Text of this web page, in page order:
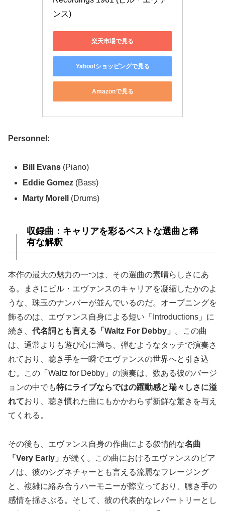
ンス)
楽天市場で見る
Yahoo!ショッピングで見る
Amazonで見る
Personnel:
Bill Evans (Piano)
Eddie Gomez (Bass)
Marty Morell
(Drums)
収録曲：キャリアを彩るベストな選曲と稀
有な解釈
本作の最大の魅力の一つは、その選曲の素晴らしさにあ
る。まさにビル・エヴァンスのキャリアを凝縮したかのよ
うな、珠玉のナンバーが並んでいるのだ。オープニングを
飾るのは、エヴァンス自身による短い「Introductions」に
続き、 代名詞とも言える「Waltz For Debby」
。この曲
は、通常よりも遊び心に満ち、弾むようなタッチで演奏さ
れており、聴き手を一瞬でエヴァンスの世界へと引き込
む。この「Waltz for Debby」の演奏は、数ある彼のバージ
ョンの中でも特にライブならではの躍動感と瑞々しさに溢
れており、聴き慣れた曲にもかかわらず新鮮な驚きを与え
てくれる。
その後も、エヴァンス自身の作曲による叙情的な名曲
「Very Early」 が続く。この曲におけるエヴァンスのピア
ノは、彼のシグネチャーとも言える流麗なフレージング
と、複雑に絡み合うハーモニーが際立っており、聴き手の
感情を揺さぶる。そして、彼の代表的なレパートリーとし